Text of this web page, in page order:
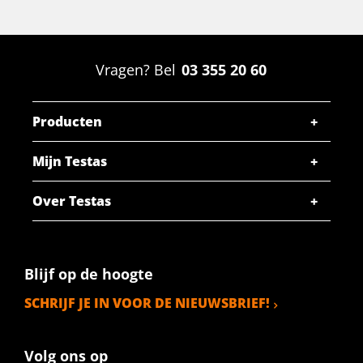
Artikelnummer
Omschrijving
lakkwaliteit
Stuks gewicht in kg
16,524
Bruto prijs
2800-0042-251252
Omschrijving
Alu plaat EN AW-5005 H14/H24 2500x1250x2
Vragen? Bel 03 355 20 60
Producten
Mijn Testas
Over Testas
Blijf op de hoogte
SCHRIJF JE IN VOOR DE NIEUWSBRIEF!
Volg ons op